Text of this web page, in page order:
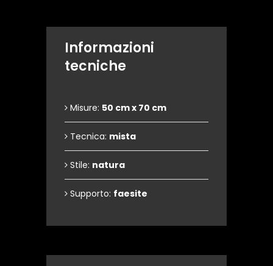
Informazioni
tecniche
Misure: 50 cm x 70 cm
Tecnica: mista
Stile: natura
Supporto: faesite